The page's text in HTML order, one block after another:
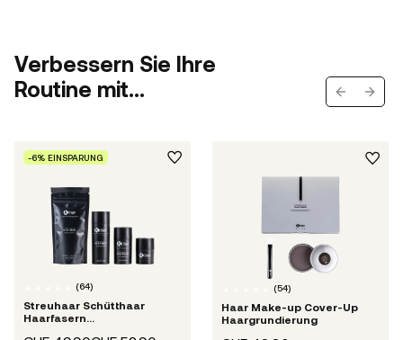
Verbessern Sie Ihre
Routine mit...
Previous
Next
-6% EINSPARUNG
(64)
Streuhaar Schütthaar
Haarfasern
(54)
Haar Make-up Cover-Up
Haargrundierung